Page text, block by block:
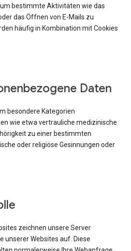
bestimmte Aktivitäten wie das
das Öffnen von E-Mails zu
häufig in Kombination mit Cookies
Daten
besondere Kategorien
wie etwa vertrauliche medizinische
zu einer bestimmten
oder religiöse Gesinnungen oder
zeichnen unsere Server
unserer Websites auf. Diese